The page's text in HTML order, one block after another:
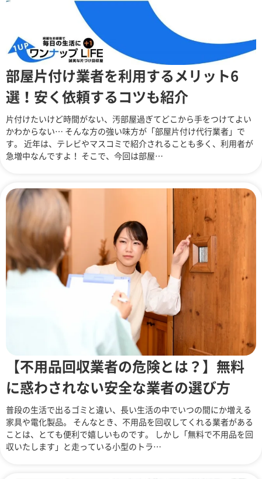
部屋片付け業者を利用するメリット6
選！安く依頼するコツも紹介
片付けたいけど時間がない、汚部屋過ぎてどこから手をつけてよい
かわからない… そんな方の強い味方が「部屋片付け代行業者」で
す。 近年は、テレビやマスコミで紹介されることも多く、利用者が
急増中なんですよ！ そこで、今回は部屋…
【不用品回収業者の危険とは？】無料
に惑わされない安全な業者の選び方
普段の生活で出るゴミと違い、長い生活の中でいつの間にか増える
家具や電化製品。 そんなとき、不用品を回収してくれる業者がある
ことは、とても便利で嬉しいものです。 しかし「無料で不用品を回
収いたします」と走っている小型のトラ…